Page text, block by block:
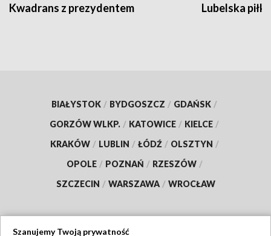
Kwadrans z prezydentem Lubelska piłka
BIAŁYSTOK / BYDGOSZCZ / GDAŃSK /
GORZÓW WLKP. / KATOWICE / KIELCE /
KRAKÓW / LUBLIN / ŁÓDŹ / OLSZTYN /
OPOLE / POZNAŃ / RZESZÓW /
SZCZECIN / WARSZAWA / WROCŁAW
Szanujemy Twoją prywatność